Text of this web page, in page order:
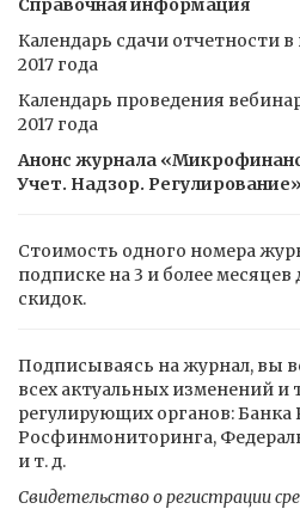
Справочная информация
Календарь сдачи отчетности
2017 года
Календарь проведения
2017 года
Анонс журнала
Учет. Надзор.
Стоимость одного номера
подписке на 3 и более месяцев
скидок.
Подписываясь на журнал, вы
всех актуальных изменений и
регулирующих органов: Банка
Росфинмониторинга,
и т. д.
Свидетельство о регистрации